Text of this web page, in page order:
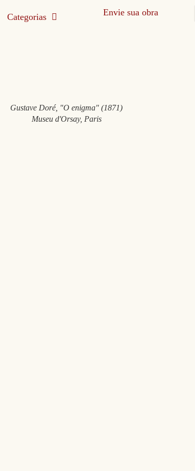
Categorias Envie sua obra
Gustave Doré, "O enigma" (1871)
Museu d'Orsay, Paris